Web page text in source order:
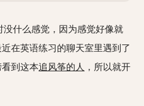
没什么感觉，因为感觉好像就
在英语练习的聊天室里遇到了
到这本追风筝的人 ，所以就开